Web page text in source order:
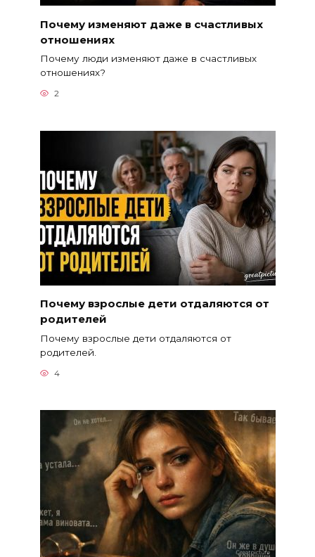
Почему изменяют даже в счастливых
отношениях
Почему люди изменяют даже в счастливых
отношениях?
2
Почему взрослые дети отдаляются от
родителей
Почему взрослые дети отдаляются от
родителей.
4